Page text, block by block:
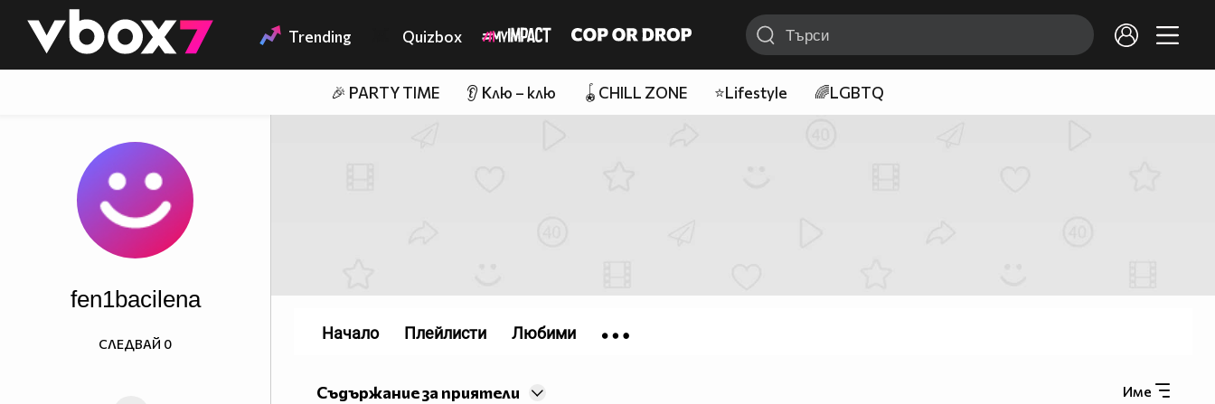
👾 Trending Quizbox
🎉 PARTY TIME 👂 Клю – клю 🪀CHILL ZONE ⭐Lifestyle 🌈LGBTQ
fen1bacilena
СЛЕДВАЙ 0
Име
Съдържание за приятели
Начало Плейлисти Любими